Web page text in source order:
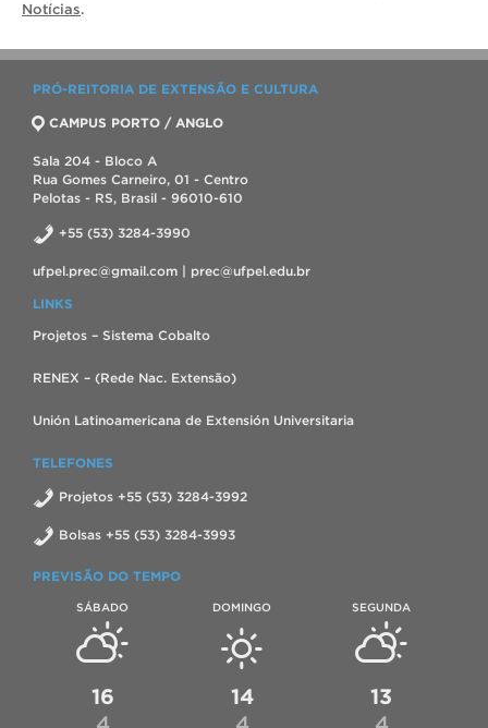
Notícias.
PRÓ-REITORIA DE EXTENSÃO E CULTURA
CAMPUS PORTO / ANGLO
Sala 204 - Bloco A
Rua Gomes Carneiro, 01 - Centro
Pelotas - RS, Brasil - 96010-610
+55 (53) 3284-3990
ufpel.prec@gmail.com | prec@ufpel.edu.br
LINKS
Projetos – Sistema Cobalto
RENEX – (Rede Nac. Extensão)
Unión Latinoamericana de Extensión Universitaria
TELEFONES
Projetos +55 (53) 3284-3992
Bolsas +55 (53) 3284-3993
PREVISÃO DO TEMPO
SÁBADO
16
DOMINGO
14
SEGUNDA
13